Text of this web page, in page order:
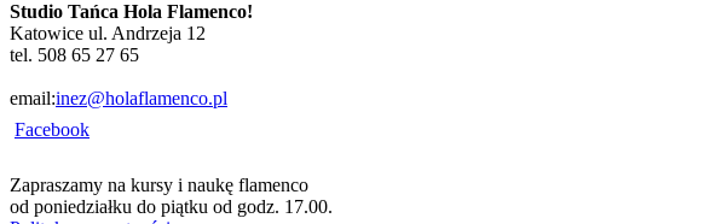
Studio Tańca Hola Flamenco!
Katowice ul. Andrzeja 12
tel. 508 65 27 65
email:inez@holaflamenco.pl
Facebook
Zapraszamy na kursy i naukę flamenco
od poniedziałku do piątku od godz. 17.00.